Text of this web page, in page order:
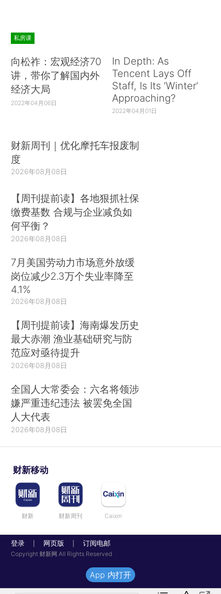
私房课
向松祚：宏观经济70
讲，带你了解国内外
经济大局
2022年04月06日
In Depth: As
Tencent Lays Off
Staff, Is Its ‘Winter’
Approaching?
2022年04月01日
财新周刊｜优化摩托车报废制
度
2026年08月08日
【周刊提前读】各地狠抓社保
缴费基数 合规与企业减负如
何平衡？
2026年08月08日
7月美国劳动力市场意外放缓
岗位减少2.3万个失业率降至
4.1%
2026年08月08日
【周刊提前读】海南爆发历史
最大赤潮 渔业基础研究与防
范应对亟待提升
2026年08月08日
全国人大常委会：六名将领涉
嫌严重违纪违法 被罢免全国
人大代表
2026年08月08日
财新移动
财新 财新周刊 Caixin
登录 网页版 订阅电邮
Copyright 财新网 All Rights Reserved
App 内打开